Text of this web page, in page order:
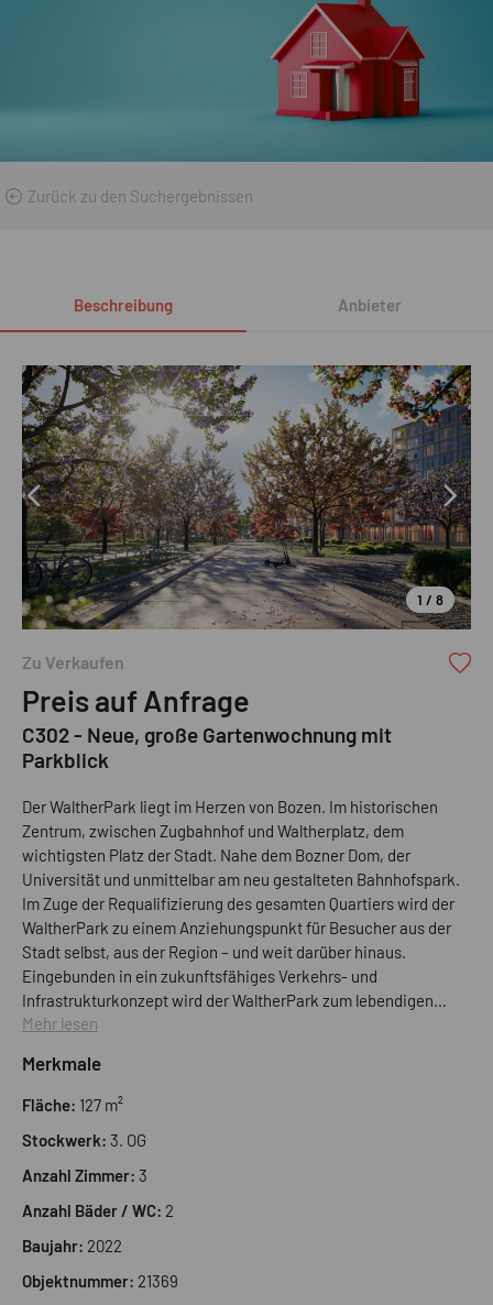
Zurück zu den Suchergebnissen
Beschreibung Anbieter
1 / 8
Zu Verkaufen
Preis auf Anfrage
C302 - Neue, große Gartenwochnung mit
Parkblick
Der WaltherPark liegt im Herzen von Bozen. Im historischen
Zentrum, zwischen Zugbahnhof und Waltherplatz, dem
wichtigsten Platz der Stadt. Nahe dem Bozner Dom, der
Universität und unmittelbar am neu gestalteten Bahnhofspark.
Im Zuge der Requalifizierung des gesamten Quartiers wird der
WaltherPark zu einem Anziehungspunkt für Besucher aus der
Stadt selbst, aus der Region – und weit darüber hinaus.
Eingebunden in ein zukunftsfähiges Verkehrs- und
Infrastrukturkonzept wird der WaltherPark zum lebendigen
neuen Treffpunkt mitten in der Stadt. Hier entstehen 76
805 Parkplätze – im Einklang mit dem Masterplan für die
Stadtentwicklung in Bozen. WOHNUNG C302 - Sky Garden C:
Privatgarten im 3. OG - interne Einteilung wie folgt: Eingang,
Wohnraum mit Küche, 2 Schlafzimmer, 2 Badezimmer (eines
Wohngebäude, das allen erdenklichen Bedürfnissen gerecht
wird: Von kompakten Ein- oder Zweizimmerwohnungen bis
Fünf der Gebäude oberhalb des Shoppingcenters sind
Mehr lesen
Merkmale
Fläche: 127 m²
Stockwerk: 3. OG
Anzahl Zimmer: 3
Anzahl Bäder / WC: 2
Baujahr: 2022
Objektnummer: 21369